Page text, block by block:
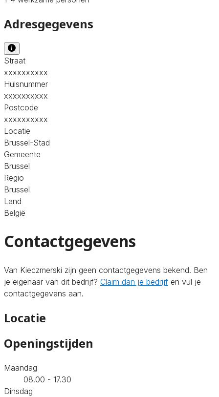
Adresgegevens
Straat
xxxxxxxxxx
Huisnummer
xxxxxxxxxx
Postcode
xxxxxxxxxx
Locatie
Brussel-Stad
Gemeente
Brussel
Regio
Brussel
Land
België
Contactgegevens
Van Kieczmerski zijn geen contactgegevens bekend. Ben
je eigenaar van dit bedrijf? Claim dan je bedrijf en vul je
contactgegevens aan.
Locatie
Openingstijden
Maandag
08.00 - 17.30
Dinsdag